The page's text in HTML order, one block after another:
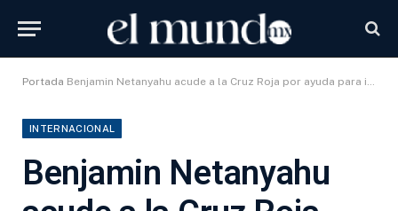
Portada Benjamin Netanyahu acude a la Cruz Roja por ayuda para israelíes en Gaza
INTERNACIONAL
Benjamin Netanyahu